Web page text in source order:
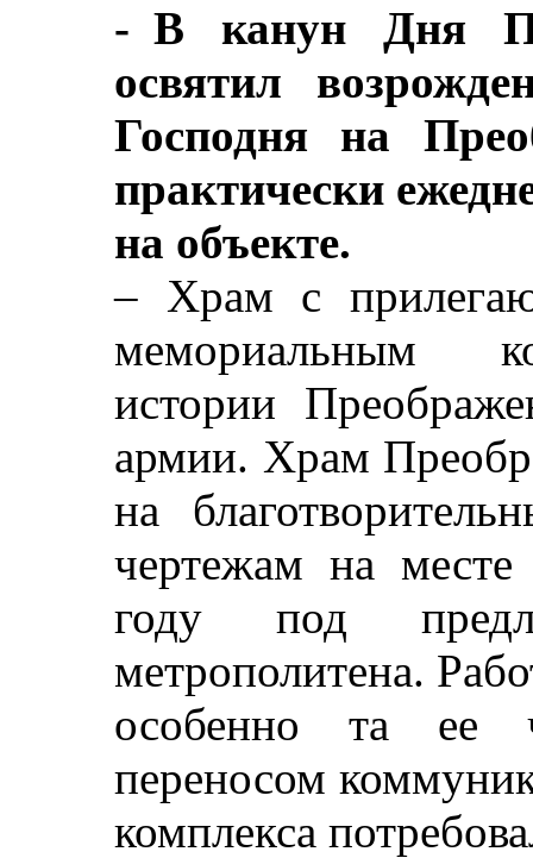
- В канун Дня
освятил
Господня на
практически
на объекте.
– Храм с
мемориальным
истории
армии. Храм
на
чертежам на
году под
метрополитена.
особенно та ее
переносом
комплекса